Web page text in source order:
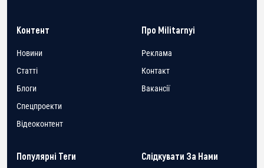
Контент
Новини
Статті
Блоги
Спецпроекти
Відеоконтент
Про Militarnyi
Реклама
Контакт
Вакансії
Популярні Теги Слідкувати За Нами